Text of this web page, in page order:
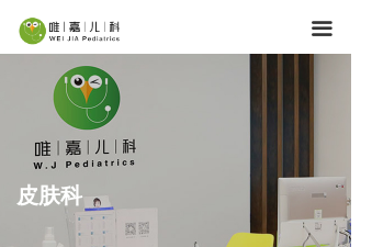
끀
首页
服务内容
医疗团队
育儿学堂
机构网点
皮肤科